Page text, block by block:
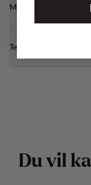
Materialer
Tekniske spesifikasjoner
Du vil ka